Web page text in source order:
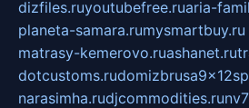
dizfiles.ruyoutubefree.ruaria-
planeta-samara.rumysmartbuy.ru
matrasy-kemerovo.ruashanet.ru
dotcustoms.ru
narasimha.rudjcommodities.ru